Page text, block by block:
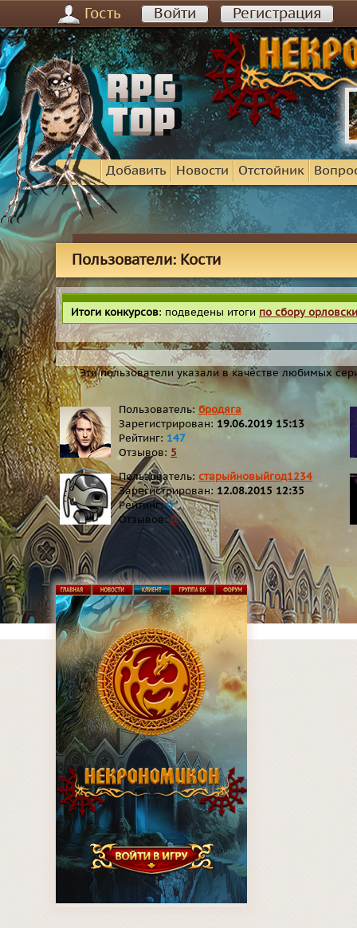
Гость Войти Регистрация
Добавить Новости Отстойник
Пользователи: Кости
Итоги конкурсов: подведены итоги по сбору
Эти пользователи указали в качестве любимых
Пользователь: бродяга
Зарегистрирован: 19.06.2019 15:13
Рейтинг: 147
Отзывов: 5
Пользователь: старыйновыйгод1234
Зарегистрирован: 12.08.2015 12:35
Рейтинг:0
Отзывов:0